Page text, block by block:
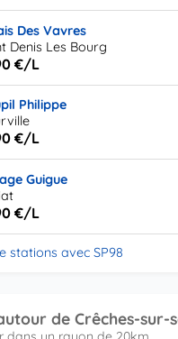
Des Vavres
Denis Les Bourg
€/L
Philippe
€/L
Guigue
€/L
stations avec SP98
de Crêches-sur-